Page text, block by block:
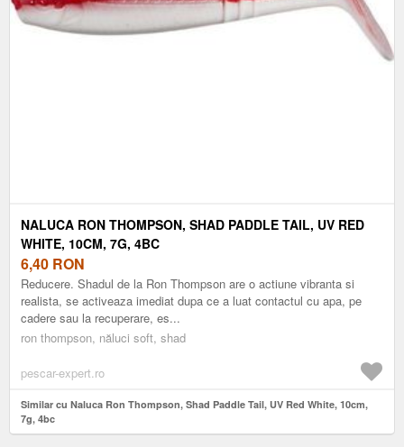
NALUCA RON THOMPSON, SHAD PADDLE TAIL, UV RED
WHITE, 10CM, 7G, 4BC
6,40 RON
Reducere. Shadul de la Ron Thompson are o actiune vibranta si
realista, se activeaza imediat dupa ce a luat contactul cu apa, pe
cadere sau la recuperare, es...
ron thompson, năluci soft, shad
pescar-expert.ro
Similar cu Naluca Ron Thompson, Shad Paddle Tail, UV Red White, 10cm,
7g, 4bc